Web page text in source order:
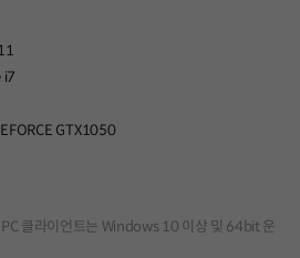
i7
GTX1050
클라이언트는 Windows 10 이상 및 64bit 운